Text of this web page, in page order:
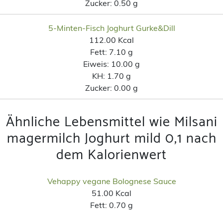
Zucker: 0.50 g
5-Minten-Fisch Joghurt Gurke&Dill
112.00 Kcal
Fett: 7.10 g
Eiweis: 10.00 g
KH: 1.70 g
Zucker: 0.00 g
Ähnliche Lebensmittel wie Milsani
magermilch Joghurt mild 0,1 nach
dem Kalorienwert
Vehappy vegane Bolognese Sauce
51.00 Kcal
Fett: 0.70 g